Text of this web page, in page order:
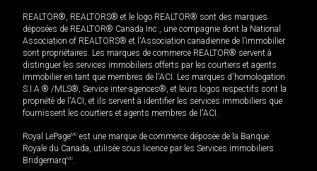
REALTOR®, REALTORS® et le logo REALTOR® sont des marques
déposées de REALTOR® Canada Inc., une compagnie dont la National
Association of REALTORS® et l'Association canadienne de l’immobilier
sont propriétaires. Les marques de commerce REALTOR® servent à
distinguer les services immobiliers offerts par les courtiers et agents
immobilier en tant que membres de l'ACI. Les marques d'homologation
S.I.A.® /MLS®, Service inter-agences®, et leurs logos respectifs sont la
propriété de l'ACI, et ils servent à identifier les services immobiliers que
fournissent les courtiers et agents membres de l'ACI.
Royal LePageMD est une marque de commerce déposée de la Banque
Royale du Canada, utilisée sous licence par les Services immobiliers
BridgemarqMD.